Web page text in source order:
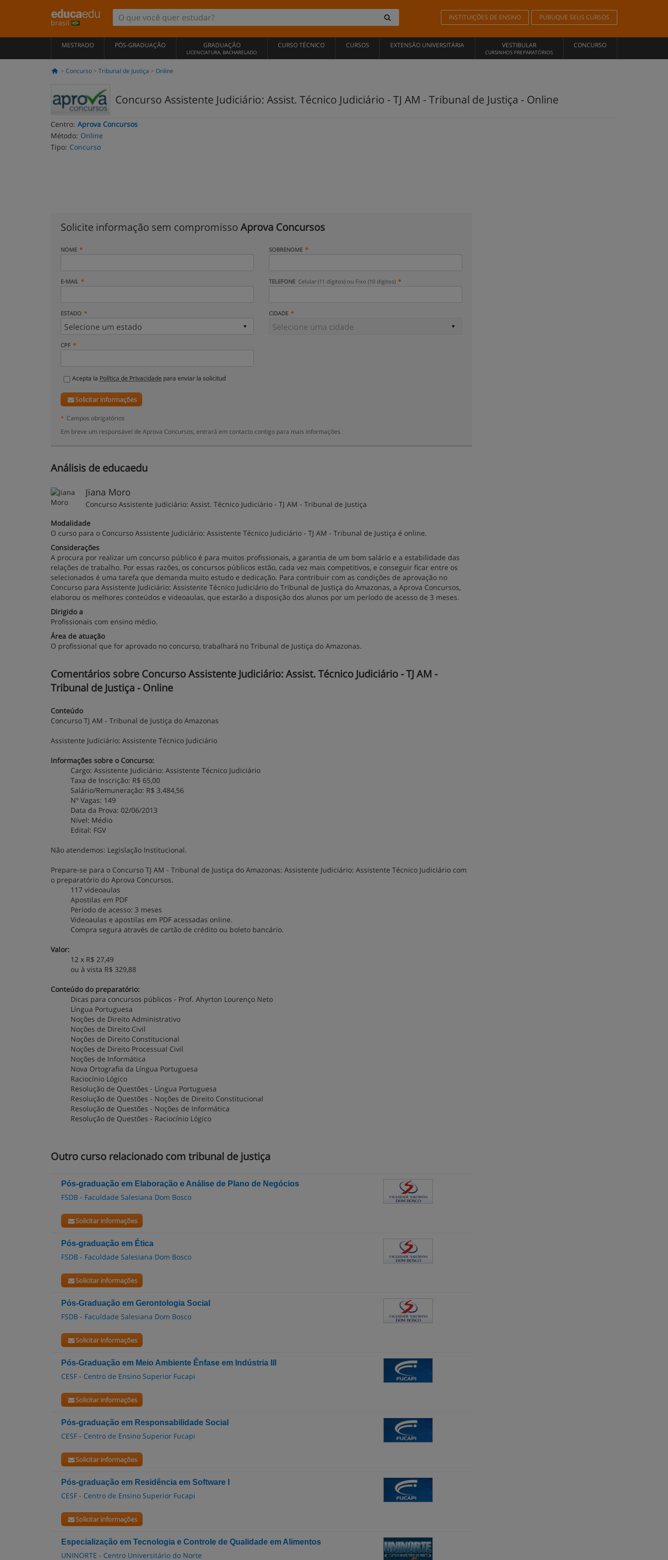
brasil
INSTITUIÇÕES DE ENSINO PUBLIQUE SEUS CURSOS
MESTRADO PÓS-GRADUAÇÃO GRADUAÇÃO
LICENCIATURA, BACHARELADO
CURSO TÉCNICO CURSOS EXTENSÃO UNIVERSITÁRIA VESTIBULAR
CURSINHOS PREPARATÓRIOS
CONCURSO
Concurso Tribunal de Justiça Online
Concurso Assistente Judiciário: Assist. Técnico Judiciário - TJ AM - Tribunal de Justiça - Online
Centro: Aprova Concursos
Método: Online
Tipo: Concurso
Solicite informação sem compromisso Aprova Concursos
NOME SOBRENOME
E-MAIL TELEFONE Celular (11 dígitos) ou Fixo (10 dígitos)
ESTADO CIDADE
CPF
Acepta la Política de Privacidade para enviar la solicitud
Solicitar informações
* Campos obrigatórios
Em breve um responsável de Aprova Concursos, entrará em contacto contigo para mais informações.
Análisis de educaedu
Jiana Moro
Concurso Assistente Judiciário: Assist. Técnico Judiciário - TJ AM - Tribunal de Justiça
Modalidade
O curso para o Concurso Assistente Judiciário: Assistente Técnico Judiciário - TJ AM - Tribunal de Justiça é online.
Considerações
A procura por realizar um concurso público é para muitos profissionais, a garantia de um bom salário e a estabilidade das
relações de trabalho. Por essas razões, os concursos públicos estão, cada vez mais competitivos, e conseguir ficar entre os
selecionados é uma tarefa que demanda muito estudo e dedicação. Para contribuir com as condições de aprovação no
Concurso para Assistente Judiciário: Assistente Técnico Judiciário do Tribunal de Justiça do Amazonas, a Aprova Concursos,
elaborou os melhores conteúdos e videoaulas, que estarão a disposição dos alunos por um período de acesso de 3 meses.
Dirigido a
Profissionais com ensino médio.
Área de atuação
O profissional que for aprovado no concurso, trabalhará no Tribunal de Justiça do Amazonas.
Comentários sobre Concurso Assistente Judiciário: Assist. Técnico Judiciário - TJ AM -
Tribunal de Justiça - Online
Conteúdo
Concurso TJ AM - Tribunal de Justiça do Amazonas
Assistente Judiciário: Assistente Técnico Judiciário
Informações sobre o Concurso:
Cargo: Assistente Judiciário: Assistente Técnico Judiciário
Taxa de Inscrição: R$ 65,00
Salário/Remuneração: R$ 3.484,56
Nº Vagas: 149
Data da Prova: 02/06/2013
Nível: Médio
Edital: FGV
Não atendemos: Legislação Institucional.
Prepare-se para o Concurso TJ AM - Tribunal de Justiça do Amazonas: Assistente Judiciário: Assistente Técnico Judiciário com
o preparatório do Aprova Concursos.
117 videoaulas
Apostilas em PDF
Período de acesso: 3 meses
Videoaulas e apostilas em PDF acessadas online.
Compra segura através de cartão de crédito ou boleto bancário.
Valor:
12 x R$ 27,49
ou à vista R$ 329,88
Conteúdo do preparatório:
Dicas para concursos públicos - Prof. Ahyrton Lourenço Neto
Língua Portuguesa
Noções de Direito Administrativo
Noções de Direito Civil
Noções de Direito Constitucional
Noções de Direito Processual Civil
Noções de Informática
Nova Ortografia da Língua Portuguesa
Raciocínio Lógico
Resolução de Questões - Língua Portuguesa
Resolução de Questões - Noções de Direito Constitucional
Resolução de Questões - Noções de Informática
Resolução de Questões - Raciocínio Lógico
Outro curso relacionado com tribunal de justiça
Pós-graduação em Elaboração e Análise de Plano de Negócios
FSDB - Faculdade Salesiana Dom Bosco
Solicitar informações
Pós-graduação em Ética
FSDB - Faculdade Salesiana Dom Bosco
Solicitar informações
Pós-Graduação em Gerontologia Social
FSDB - Faculdade Salesiana Dom Bosco
Solicitar informações
Pós-Graduação em Meio Ambiente Ênfase em Indústria III
CESF - Centro de Ensino Superior Fucapi
Solicitar informações
Pós-graduação em Responsabilidade Social
CESF - Centro de Ensino Superior Fucapi
Solicitar informações
Pós-graduação em Residência em Software I
CESF - Centro de Ensino Superior Fucapi
Solicitar informações
Especialização em Tecnologia e Controle de Qualidade em Alimentos
UNINORTE - Centro Universitário do Norte